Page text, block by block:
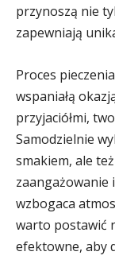
przynoszą nie
zapewniają
Proces
wspaniałą
przyjaciółmi,
Samodzielnie
smakiem, ale
zaangażowanie
wzbogaca
warto postawić
efektowne, aby